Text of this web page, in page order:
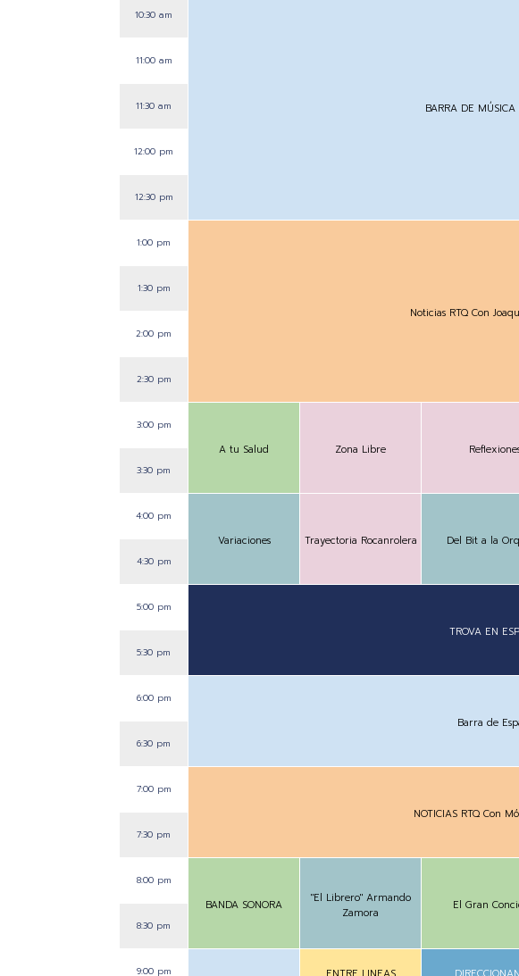
10:30 am
BARRA DE
11:00 am
11:30 am
12:00 pm
12:30 pm
1:00 pm
Noticias RTQ Con
1:30 pm
2:00 pm
2:30 pm
3:00 pm
A tu Salud Zona Libre
3:30 pm
4:00 pm
Variaciones Trayectoria Rocanrolera Del Bit a la
4:30 pm
5:00 pm
TROVA EN
5:30 pm
6:00 pm
Barra de
6:30 pm
7:00 pm
NOTICIAS RTQ Con
7:30 pm
8:00 pm
BANDA SONORA
"El Librero" Armando
Zamora
El Gran
8:30 pm
9:00 pm